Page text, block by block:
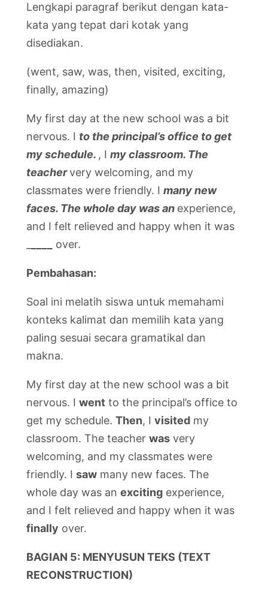
Lengkapi paragraf berikut dengan kata-
kata yang tepat dari kotak yang
disediakan.
(went, saw, was, then, visited, exciting,
finally, amazing)
My first day at the new school was a bit
nervous. I to the principal’s office to get
my schedule. , I my classroom. The
teachervery welcoming, and my
classmates were friendly. I many new
faces. The whole day was an experience,
and I felt relieved and happy when it was
over.
Pembahasan:
Soal ini melatih siswa untuk memahami
konteks kalimat dan memilih kata yang
paling sesuai secara gramatikal dan
makna.
My first day at the new school was a bit
nervous. I went to the principal’s office to
get my schedule. Then, I visited my
classroom. The teacher was very
welcoming, and my classmates were
friendly. I saw many new faces. The
whole day was an exciting experience,
and I felt relieved and happy when it was
finally over.
BAGIAN 5: MENYUSUN TEKS (TEXT
RECONSTRUCTION)